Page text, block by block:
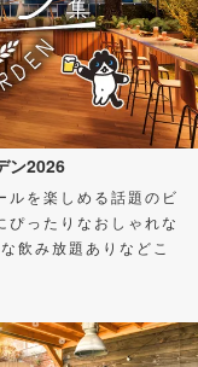
ン2026
ルを楽しめる話題のビ
ぴったりなおしゃれな
飲み放題ありなどこ